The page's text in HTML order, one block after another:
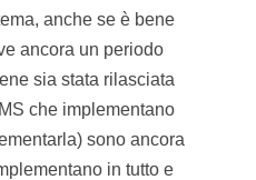
anche se è bene
ancora un periodo
sia stata rilasciata
che implementano
sono ancora
in tutto e